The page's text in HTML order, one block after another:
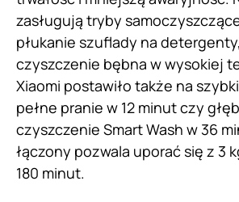
zasługują tryby
płukanie szuflady na
czyszczenie bębna w wysokiej
Xiaomi postawiło także na
pełne pranie w 12 minut czy
czyszczenie Smart Wash w 36
łączony pozwala uporać się z 3
180 minut.